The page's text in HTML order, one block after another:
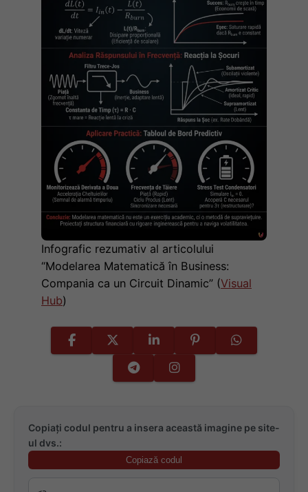
Infografic rezumativ al articolului
“Modelarea Matematică în Business:
Compania ca un Circuit Dinamic” (Visual
Hub)
Copiați codul pentru a insera această imagine pe site-
ul dvs.:
Copiază codul